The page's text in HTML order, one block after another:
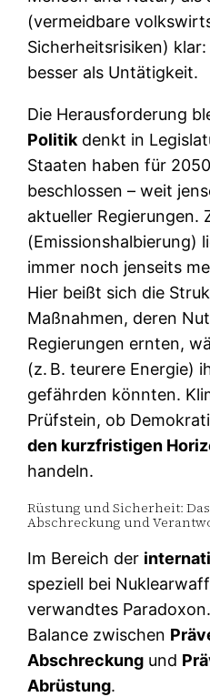
(vermeidbare
Sicherheitsrisiken)
besser als Untätigkeit.
Die Herausforderung
Politik denkt in
Staaten haben für
beschlossen – weit
aktueller Regierungen.
(Emissionshalbierung)
immer noch jenseits
Hier beißt sich die
Maßnahmen, deren
Regierungen ernten,
(z. B. teurere Energie)
gefährden könnten.
Prüfstein, ob
den kurzfristigen
handeln.
Rüstung und Sicherheit:
Abschreckung und
Im Bereich der
speziell bei
verwandtes
Balance zwischen
Abschreckung und
Abrüstung.